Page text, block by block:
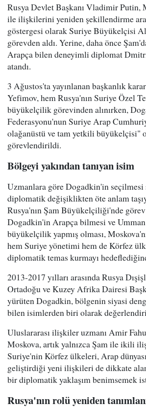
Rusya Devlet Başkanı Vladimir Putin,
ile ilişkilerini yeniden şekillendirme
göstergesi olarak Suriye Büyükelçisi
görevden aldı. Yerine, daha önce
Arapça bilen deneyimli diplomat
atandı.
3 Ağustos'ta yayınlanan başkanlık
Yefimov, hem Rusya'nın Suriye Özel
büyükelçilik görevinden alınırken,
Federasyonu'nun Suriye Arap
olağanüstü ve tam yetkili büyükelçisi"
görevlendirildi.
Bölgeyi yakından tanıyan isim
Uzmanlara göre Dogadkin'in seçilmesi
diplomatik değişiklikten öte anlam
Rusya'nın Şam Büyükelçiliği'nde
Dogadkin'in Arapça bilmesi ve
büyükelçilik yapmış olması,
hem Suriye yönetimi hem de Körfez
diplomatik temas kurmayı
2013-2017 yılları arasında Rusya
Ortadoğu ve Kuzey Afrika Dairesi
yürüten Dogadkin, bölgenin siyasi
bilen isimlerden biri olarak
Uluslararası ilişkiler uzmanı Amir
Moskova, artık yalnızca Şam ile ikili
Suriye'nin Körfez ülkeleri, Arap
geliştirdiği yeni ilişkileri de dikkate
bir diplomatik yaklaşım benimsemek
Rusya'nın rolü yeniden